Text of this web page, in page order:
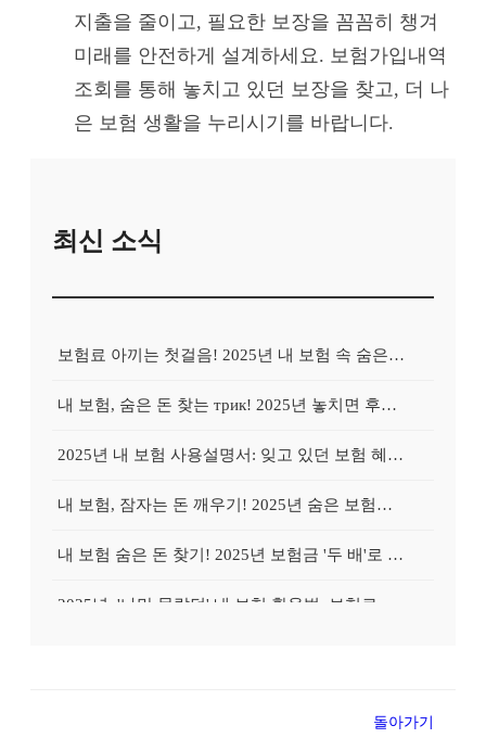
지출을 줄이고, 필요한 보장을 꼼꼼히 챙겨
미래를 안전하게 설계하세요. 보험가입내역
조회를 통해 놓치고 있던 보장을 찾고, 더 나
은 보험 생활을 누리시기를 바랍니다.
최신 소식
보험료 아끼는 첫걸음! 2025년 내 보험 속 숨은 혜택 100% 활용법
내 보험, 숨은 돈 찾는 трик! 2025년 놓치면 후회할 보험금 찾기
2025년 내 보험 사용설명서: 잊고 있던 보험 혜택, 지금 바로 확인하고 100% 활용하는 방법
내 보험, 잠자는 돈 깨우기! 2025년 숨은 보험금 찾기 긴급 가이드
내 보험 숨은 돈 찾기! 2025년 보험금 '두 배'로 돌려받는 비법
돌아가기